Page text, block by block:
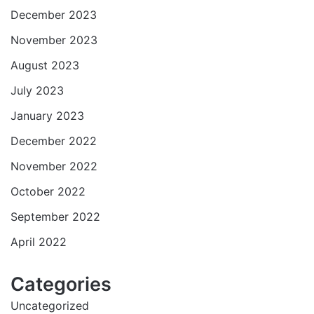
December 2023
November 2023
August 2023
July 2023
January 2023
December 2022
November 2022
October 2022
September 2022
April 2022
Categories
Uncategorized